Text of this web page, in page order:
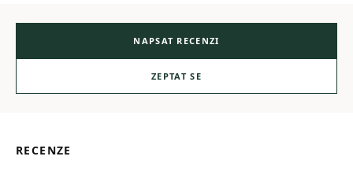
NAPSAT RECENZI
ZEPTAT SE
RECENZE